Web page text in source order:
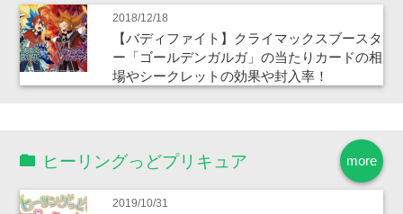
2018/12/18
【バディファイト】クライマックスブースタ
ー「ゴールデンガルガ」の当たりカードの相
場やシークレットの効果や封入率！
more
ヒーリングっどプリキュア
2019/10/31